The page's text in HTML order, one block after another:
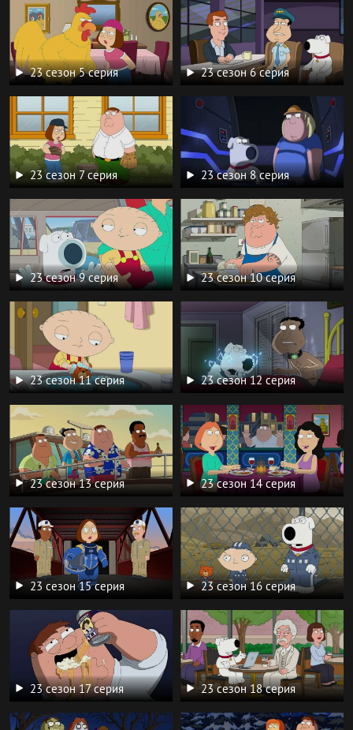
23 сезон 5 серия 23 сезон 6 серия
23 сезон 7 серия 23 сезон 8 серия
23 сезон 9 серия 23 сезон 10 серия
23 сезон 11 серия 23 сезон 12 серия
23 сезон 13 серия 23 сезон 14 серия
23 сезон 15 серия 23 сезон 16 серия
23 сезон 17 серия 23 сезон 18 серия